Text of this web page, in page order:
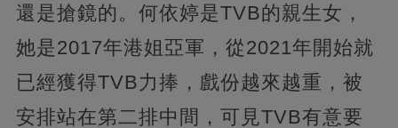
還是搶鏡的。何依婷是TVB的親生女，
她是2017年港姐亞軍，從2021年開始就
已經獲得TVB力捧，戲份越來越重，被
安排站在第二排中間，可見TVB有意要